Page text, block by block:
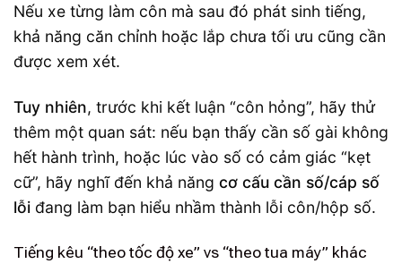
Nếu xe từng làm côn mà sau đó phát sinh tiếng,
khả năng căn chỉnh hoặc lắp chưa tối ưu cũng cần
được xem xét.
Tuy nhiên, trước khi kết luận “côn hỏng”, hãy thử
thêm một quan sát: nếu bạn thấy cần số gài không
hết hành trình, hoặc lúc vào số có cảm giác “kẹt
cữ”, hãy nghĩ đến khả năng cơ cấu cần số/cáp số
lỗi đang làm bạn hiểu nhầm thành lỗi côn/hộp số.
Tiếng kêu “theo tốc độ xe” vs “theo tua máy” khác